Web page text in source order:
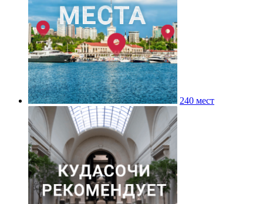
240 мест